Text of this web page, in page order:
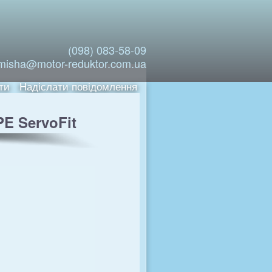
(098) 083-58-09
reduktor.com.ua
Надіслати повідомлення
ServoFit